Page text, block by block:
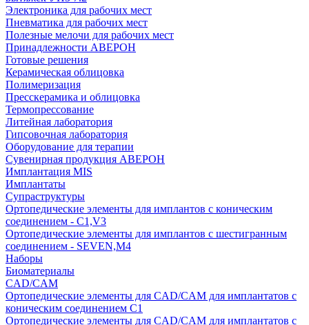
Электроника для рабочих мест
Пневматика для рабочих мест
Полезные мелочи для рабочих мест
Принадлежности АВЕРОН
Готовые решения
Керамическая облицовка
Полимеризация
Пресскерамика и облицовка
Термопрессование
Литейная лаборатория
Гипсовочная лаборатория
Оборудование для терапии
Сувенирная продукция АВЕРОН
Имплантация MIS
Имплантаты
Супраструктуры
Ортопедические элементы для имплантов с коническим
соединением - C1,V3
Ортопедические элементы для имплантов с шестигранным
соединением - SEVEN,M4
Наборы
Биоматериалы
CAD/CAM
Ортопедические элементы для CAD/CAM для имплантатов с
коническим соединением С1
Ортопедические элементы для CAD/CAM для имплантатов с